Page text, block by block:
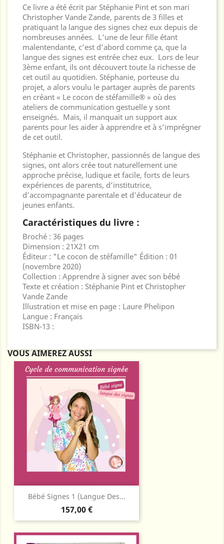
Ce livre a été écrit par Stéphanie Pint et son mari
Christopher Vande Zande, parents de 3 filles et
pratiquant la langue des signes chez eux depuis de
nombreuses années. L’une de leur fille étant
malentendante, c’est d’abord comme ça, que la
langue des signes est entrée chez eux. Lors de leur
3ème enfant, ils ont découvert toute la richesse de
cet outil au quotidien. Stéphanie, porteuse du
projet, a alors voulu le partager auprès de parents
en créant « Le cocon de stéfamille® » où des
ateliers de communication gestuelle y sont
enseignés. Mais, il manquait un support aux
parents pour les aider à apprendre et à s’imprégner
de cet outil.
Stéphanie et Christopher, passionnés de langue des
signes, ont alors crée tout naturellement une
approche précise, ludique et facile, forts de leurs
expériences de parents, d’institutrice,
d’accompagnante parentale et d’éducateur de
jeunes enfants.
Caractéristiques du livre :
Broché : 36 pages
Dimension : 21X21 cm
Éditeur : "Le cocon de stéfamille" Édition : 01
(novembre 2020)
Collection : Apprendre à signer avec son bébé
Texte et création : Stéphanie Pint et Christopher
Vande Zande
Illustration et mise en page : Laure Phelipon
Langue : Français
ISBN-13 :
VOUS AIMEREZ AUSSI
Bébé Signes 1 (langue Des...
Prix
157,00 €